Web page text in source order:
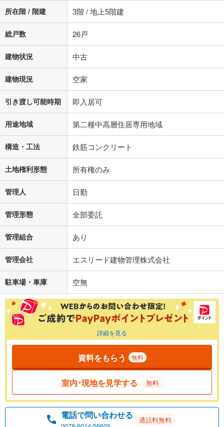
所在階 / 階建 3階 / 地上5階建
総戸数 26戸
建物状況 中古
建物現況 空家
引き渡し可能時期 即入居可
用途地域 第二種中高層住居専用地域
構造・工法 鉄筋コンクリート
土地権利形態 所有権のみ
管理人 日勤
管理形態 全部委託
管理組合 あり
管理会社 エスリード建物管理株式会社
駐車場・車庫 空無
詳細を見る
資料をもらう 無料
室内･現地を見学する 無料
電話で問い合わせる 通話料無料